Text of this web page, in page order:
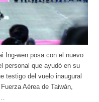
Ing-wen posa con el nuevo
personal que ayudó en su
testigo del vuelo inaugural
Aérea de Taiwán,